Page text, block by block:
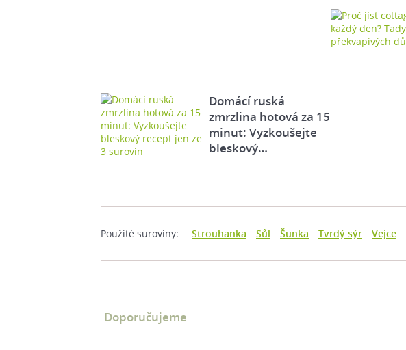
Domácí ruská
zmrzlina hotová za 15
minut: Vyzkoušejte
bleskový…
Použité suroviny: Strouhanka Sůl Šunka Tvrdý sýr Vejce
Doporučujeme